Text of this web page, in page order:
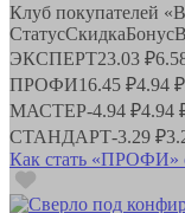
Клуб покупателей
СтатусСкидкаБонус
ЭКСПЕРТ23.03 ₽
ПРОФИ16.45 ₽4.94 ₽
МАСТЕР-4.94 ₽4.94
СТАНДАРТ-3.29 ₽
Как стать «ПРОФИ»